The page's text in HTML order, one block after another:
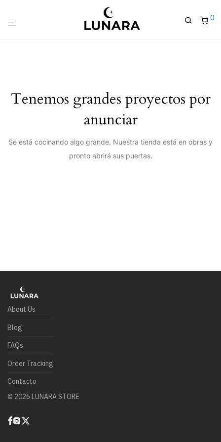
0
Tenemos grandes proyectos por
anunciar
Se está cocinando algo grande. Nuestra tienda está en obras y
pronto abrirá sus puertas.
About Us
Blog
FAQs
Order Tracking
Contacto
© 2026 LUNARA STORE